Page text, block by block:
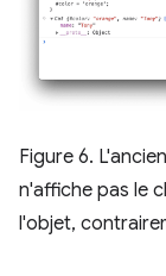
Figure 6.
n'affiche pas le
l'objet,